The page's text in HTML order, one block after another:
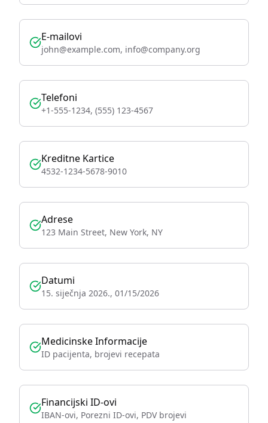
E-mailovi
john@example.com, info@company.org
Telefoni
+1-555-1234, (555) 123-4567
Kreditne Kartice
4532-1234-5678-9010
Adrese
123 Main Street, New York, NY
Datumi
15. siječnja 2026., 01/15/2026
Medicinske Informacije
ID pacijenta, brojevi recepata
Financijski ID-ovi
IBAN-ovi, Porezni ID-ovi, PDV brojevi